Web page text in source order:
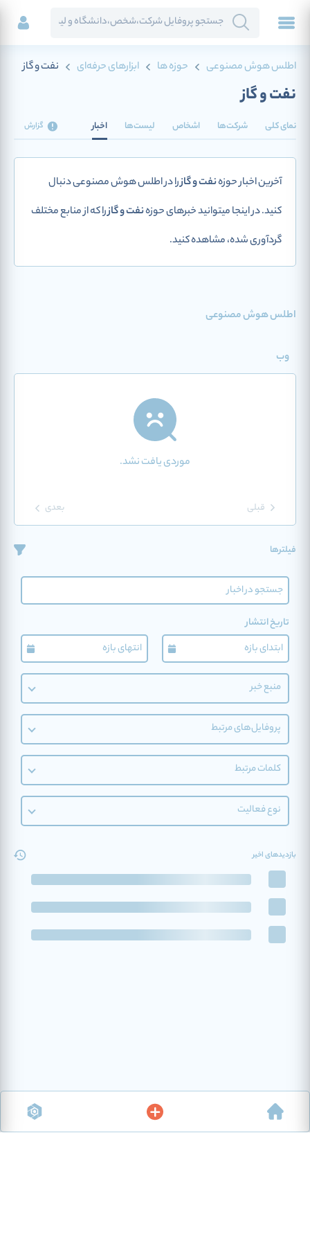
اطلس هوش مصنوعی حوزه ها ابزارهای حرفه‌ای نفت و گاز
نفت و گاز
نمای کلی شرکت‌ها اشخاص لیست‌ها اخبار گزارش
آخرین اخبار حوزهنفت و گازرا در اطلس هوش مصنوعی دنبال
کنید. در اینجا میتوانید خبرهای حوزهنفت و گازرا که از منابع مختلف
گردآوری شده، مشاهده کنید.
اطلس هوش مصنوعی
وب
موردی یافت نشد.
قبلی بعدی
فیلترها
تاریخ انتشار
منبع خبر
پروفایل‌های مرتبط
کلمات مرتبط
نوع فعالیت
بازدیدهای اخیر